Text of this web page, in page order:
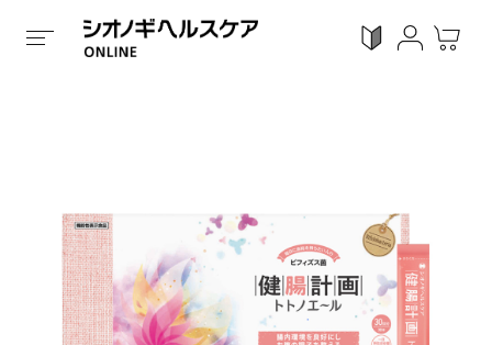
感染対策 Proシリーズ スキンケア
ホーム / 全ての商品 / 機能性表示食品 顆粒タイプ /